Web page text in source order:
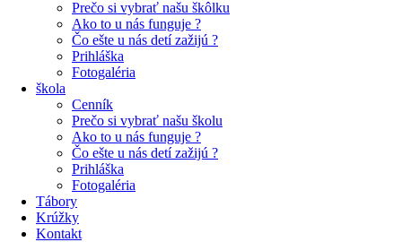
Prečo si vybrať našu škôlku
Ako to u nás funguje ?
Čo ešte u nás detí zažijú ?
Prihláška
Fotogaléria
škola
Cenník
Prečo si vybrať našu školu
Ako to u nás funguje ?
Čo ešte u nás detí zažijú ?
Prihláška
Fotogaléria
Tábory
Krúžky
Kontakt